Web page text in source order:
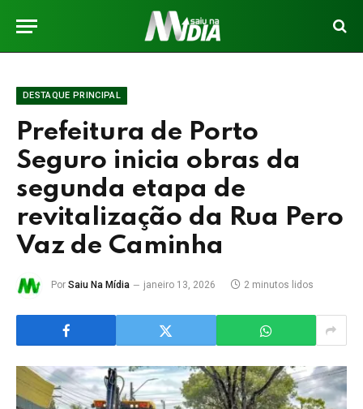
DESTAQUE PRINCIPAL
Prefeitura de Porto
Seguro inicia obras da
segunda etapa de
revitalização da Rua Pero
Vaz de Caminha
Por Saiu Na Mídia janeiro 13, 2026 2 minutos lidos